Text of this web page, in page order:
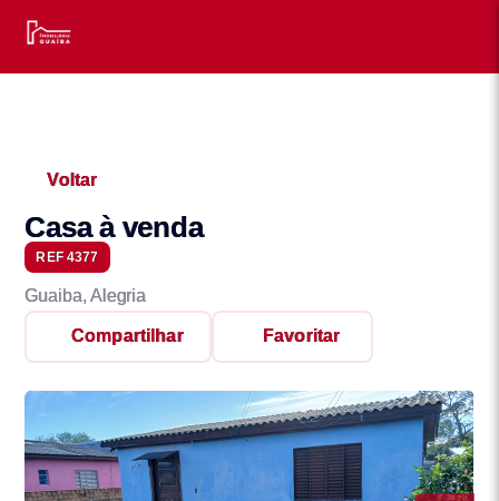
Voltar
Casa à venda
REF 4377
Guaiba, Alegria
Compartilhar Favoritar